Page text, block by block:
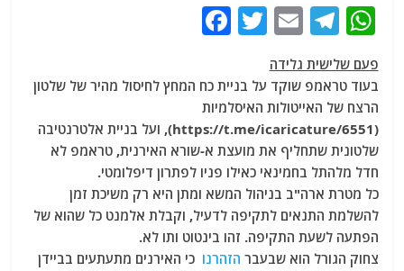
W
h
at
s
A
p
p
T
el
e
g
ra
m
E
ai
l
T
itt
er
c
b
o
o
k
פעם שלישית גלידה
בעוד טראמפ שוקד על בניית כח המחץ לחיסול מהיר של שלטון
הרצח של האייטולות האיסלמיות
(https://t.me/icaricature/6551), ועל בניית אלטרנטיבה
שלטונית שתחליף את מועצת א-שורא האירנית, טראמפ לא
חדל מלהתל בחמינאי כאילו פניו לפתרון דיפלומטי.
כל מטרת ארה"ב בניהול המשא ומתן היא רק משיכת זמן
להשלמת התנאים לתקיפה לדעיל, וקבלת אלמנט כל שהוא של
הפתעה לשעת התקיפה. זהו בינטוט ותו לא.
צחוק הגורל הוא שבעבר הזהרנו כי האירנים מתעתעים בביידן